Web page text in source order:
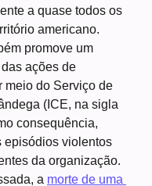
a quase todos os
americano.
promove um
ações de
meio do Serviço de
(ICE, na sigla
consequência,
episódios violentos
da organização.
a morte de uma